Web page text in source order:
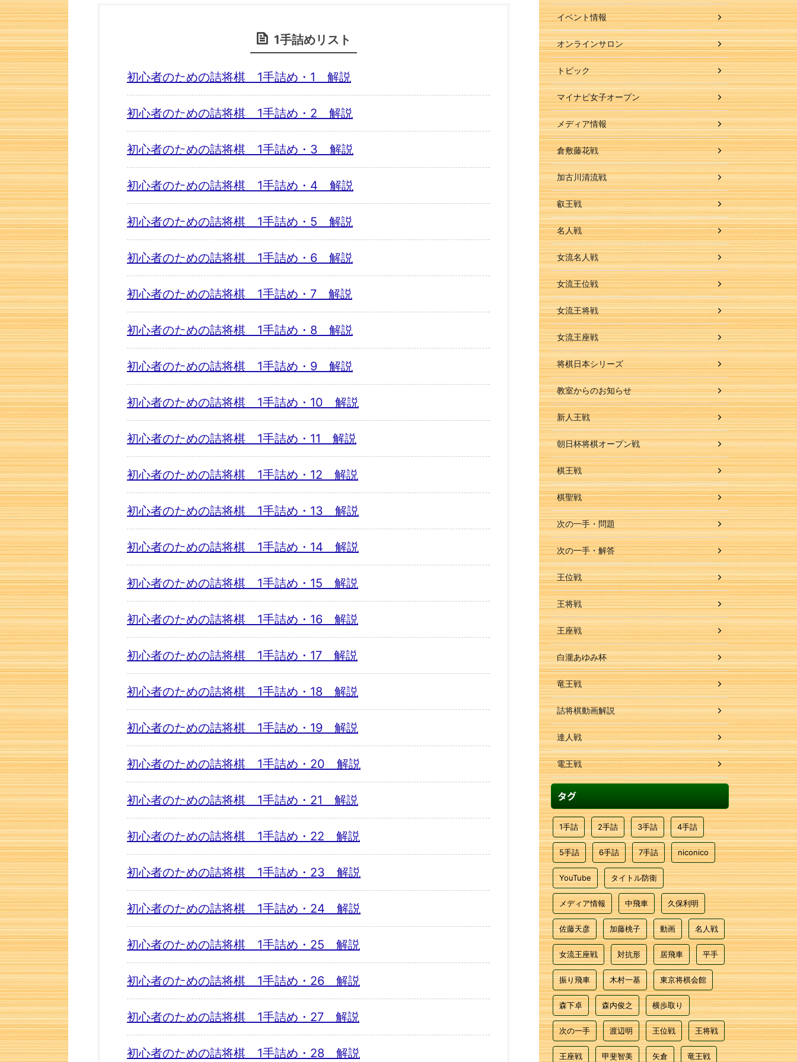
1手詰めリスト
初心者のための詰将棋 1手詰め・1 解説
初心者のための詰将棋 1手詰め・2 解説
初心者のための詰将棋 1手詰め・3 解説
初心者のための詰将棋 1手詰め・4 解説
初心者のための詰将棋 1手詰め・5 解説
初心者のための詰将棋 1手詰め・6 解説
初心者のための詰将棋 1手詰め・7 解説
初心者のための詰将棋 1手詰め・8 解説
初心者のための詰将棋 1手詰め・9 解説
初心者のための詰将棋 1手詰め・10 解説
初心者のための詰将棋 1手詰め・11 解説
初心者のための詰将棋 1手詰め・12 解説
初心者のための詰将棋 1手詰め・13 解説
初心者のための詰将棋 1手詰め・14 解説
初心者のための詰将棋 1手詰め・15 解説
初心者のための詰将棋 1手詰め・16 解説
初心者のための詰将棋 1手詰め・17 解説
初心者のための詰将棋 1手詰め・18 解説
初心者のための詰将棋 1手詰め・19 解説
初心者のための詰将棋 1手詰め・20 解説
初心者のための詰将棋 1手詰め・21 解説
初心者のための詰将棋 1手詰め・22 解説
初心者のための詰将棋 1手詰め・23 解説
初心者のための詰将棋 1手詰め・24 解説
初心者のための詰将棋 1手詰め・25 解説
初心者のための詰将棋 1手詰め・26 解説
初心者のための詰将棋 1手詰め・27 解説
初心者のための詰将棋 1手詰め・28 解説
イベント情報
オンラインサロン
トピック
マイナビ女子オープン
メディア情報
倉敷藤花戦
加古川清流戦
叡王戦
名人戦
女流名人戦
女流王位戦
女流王将戦
女流王座戦
将棋日本シリーズ
教室からのお知らせ
新人王戦
朝日杯将棋オープン戦
棋王戦
棋聖戦
次の一手・問題
次の一手・解答
王位戦
王将戦
王座戦
白瀧あゆみ杯
竜王戦
詰将棋動画解説
達人戦
電王戦
タグ
1手詰 2手詰 3手詰 4手詰
5手詰 6手詰 7手詰 niconico
YouTube タイトル防衛
メディア情報 中飛車 久保利明
佐藤天彦 加藤桃子 動画 名人戦
女流王座戦 対抗形 居飛車 平手
振り飛車 木村一基 東京将棋会館
森下卓 森内俊之 横歩取り
次の一手 渡辺明 王位戦 王将戦
王座戦 甲斐智美 矢倉 竜王戦